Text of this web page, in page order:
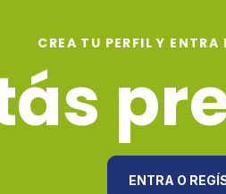
CREA TU PERFIL Y
ENTRA O